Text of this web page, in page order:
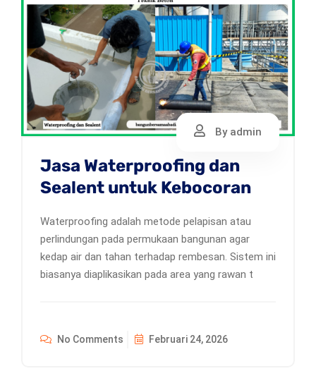
By admin
Jasa Waterproofing dan
Sealent untuk Kebocoran
Waterproofing adalah metode pelapisan atau
perlindungan pada permukaan bangunan agar
kedap air dan tahan terhadap rembesan. Sistem ini
biasanya diaplikasikan pada area yang rawan t
No Comments Februari 24, 2026